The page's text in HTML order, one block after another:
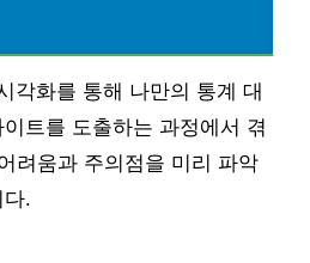
각화를 통해 나만의 통계 대
트를 도출하는 과정에서 겪
려움과 주의점을 미리 파악
.